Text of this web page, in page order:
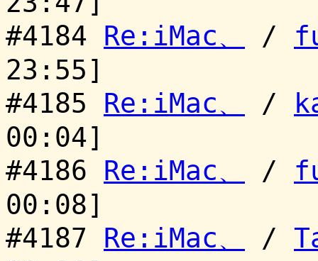
#4184 Re:iMac、 /
23:55]
#4185 Re:iMac、 /
00:04]
#4186 Re:iMac、 /
00:08]
#4187 Re:iMac、 /